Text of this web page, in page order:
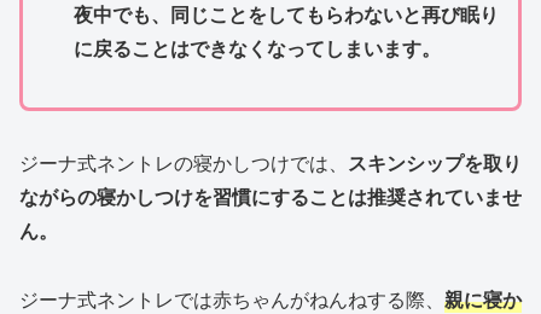
夜中でも、同じことをしてもらわないと再び眠り
に戻ることはできなくなってしまいます。
ジーナ式ネントレの寝かしつけでは、 スキンシップを取り
ながらの寝かしつけを習慣にすることは推奨されていませ
ん。
ジーナ式ネントレでは赤ちゃんがねんねする際、 親に寝か